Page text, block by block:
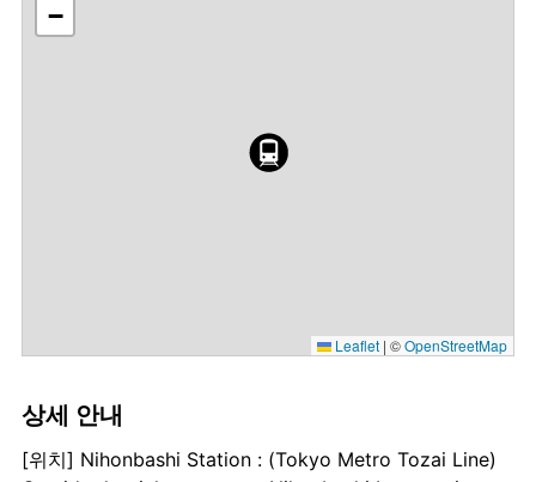
−
Leaflet | ©OpenStreetMap
상세 안내
[위치] Nihonbashi Station : (Tokyo Metro Tozai Line)